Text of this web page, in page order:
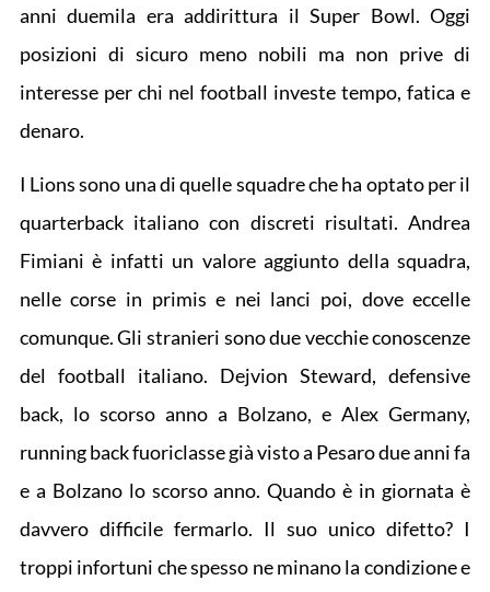
anni duemila era addirittura il Super Bowl. Oggi
posizioni di sicuro meno nobili ma non prive di
interesse per chi nel football investe tempo, fatica e
denaro.
I Lions sono una di quelle squadre che ha optato per il
quarterback italiano con discreti risultati. Andrea
Fimiani è infatti un valore aggiunto della squadra,
nelle corse in primis e nei lanci poi, dove eccelle
comunque. Gli stranieri sono due vecchie conoscenze
del football italiano. Dejvion Steward, defensive
back, lo scorso anno a Bolzano, e Alex Germany,
running back fuoriclasse già visto a Pesaro due anni fa
e a Bolzano lo scorso anno. Quando è in giornata è
davvero difficile fermarlo. Il suo unico difetto? I
troppi infortuni che spesso ne minano la condizione e